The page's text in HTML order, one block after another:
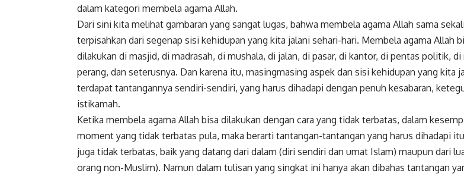
dalam kategori membela agama Allah.
Dari sini kita melihat gambaran yang sangat lugas, bahwa membela agama Allah sama
terpisahkan dari segenap sisi kehidupan yang kita jalani sehari-hari. Membela agama Allah
dilakukan di masjid, di madrasah, di mushala, di jalan, di pasar, di kantor, di pentas politik, di
perang, dan seterusnya. Dan karena itu, masingmasing aspek dan sisi kehidupan yang kita
terdapat tantangannya sendiri-sendiri, yang harus dihadapi dengan penuh kesabaran,
istikamah.
Ketika membela agama Allah bisa dilakukan dengan cara yang tidak terbatas, dalam
moment yang tidak terbatas pula, maka berarti tantangan-tantangan yang harus dihadapi
juga tidak terbatas, baik yang datang dari dalam (diri sendiri dan umat Islam) maupun dari
orang non-Muslim). Namun dalam tulisan yang singkat ini hanya akan dibahas tantangan